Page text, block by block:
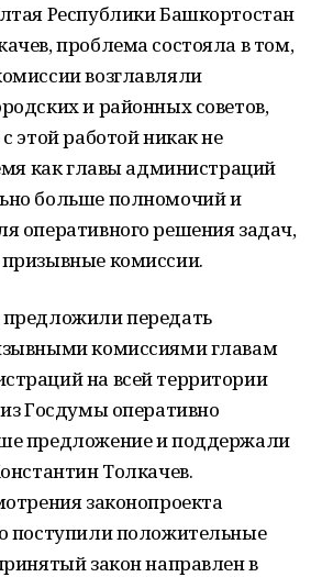
Республики Башкортостан
проблема состояла в том,
возглавляли
и районных советов,
этой работой никак не
как главы администраций
больше полномочий и
оперативного решения задач,
комиссии.
передать
комиссиями главам
на всей территории
Госдумы оперативно
предложение и поддержали
Толкачев.
законопроекта
поступили положительные
закон направлен в